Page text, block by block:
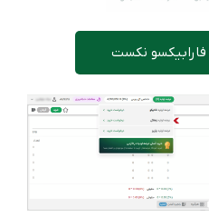
فارابیکسو نکست